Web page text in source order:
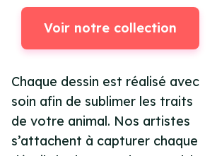
Voir notre collection
Chaque dessin est réalisé avec
soin afin de sublimer les traits
de votre animal. Nos artistes
s’attachent à capturer chaque